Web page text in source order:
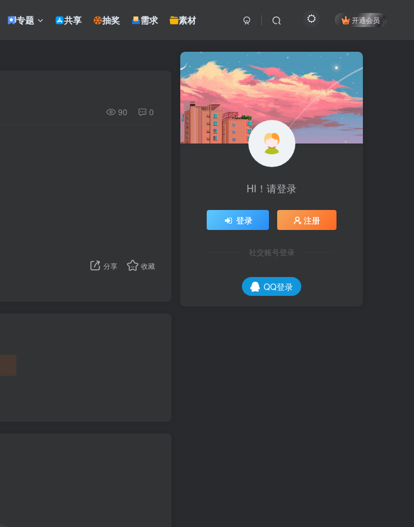
专题 共享 抽奖 需求 素材 开通会员
90 0
分享 收藏
HI！请登录
登录 注册
社交账号登录
QQ登录